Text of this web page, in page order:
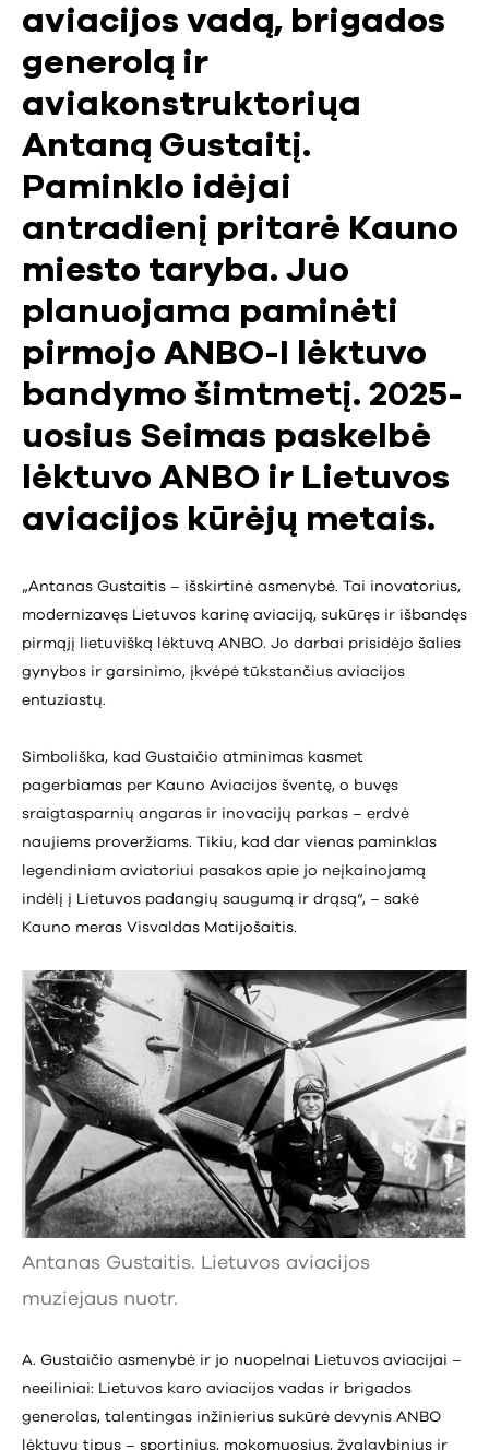
aviacijos vadą, brigados
generolą ir
aviakonstruktoriųa
Antaną Gustaitį.
Paminklo idėjai
antradienį pritarė Kauno
miesto taryba. Juo
planuojama paminėti
pirmojo ANBO-I lėktuvo
bandymo šimtmetį. 2025-
uosius Seimas paskelbė
lėktuvo ANBO ir Lietuvos
aviacijos kūrėjų metais.
„Antanas Gustaitis – išskirtinė asmenybė. Tai inovatorius,
modernizavęs Lietuvos karinę aviaciją, sukūręs ir išbandęs
pirmąjį lietuvišką lėktuvą ANBO. Jo darbai prisidėjo šalies
gynybos ir garsinimo, įkvėpė tūkstančius aviacijos
entuziastų.
Simboliška, kad Gustaičio atminimas kasmet
pagerbiamas per Kauno Aviacijos šventę, o buvęs
sraigtasparnių angaras ir inovacijų parkas – erdvė
naujiems proveržiams. Tikiu, kad dar vienas paminklas
legendiniam aviatoriui pasakos apie jo neįkainojamą
indėlį į Lietuvos padangių saugumą ir drąsą“, – sakė
Kauno meras Visvaldas Matijošaitis.
Antanas Gustaitis. Lietuvos aviacijos
muziejaus nuotr.
A. Gustaičio asmenybė ir jo nuopelnai Lietuvos aviacijai –
neeiliniai: Lietuvos karo aviacijos vadas ir brigados
generolas, talentingas inžinierius sukūrė devynis ANBO
lėktuvų tipus – sportinius, mokomuosius, žvalgybinius ir